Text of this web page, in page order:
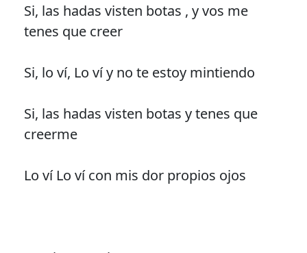
Si, las hadas visten botas , y vos me
tenes que creer
Si, lo ví, Lo ví y no te estoy mintiendo
Si, las hadas visten botas y tenes que
creerme
Lo ví Lo ví con mis dor propios ojos